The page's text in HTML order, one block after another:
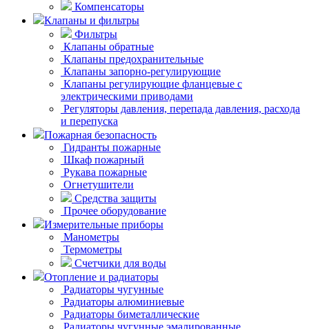
Компенсаторы
Клапаны и фильтры
Фильтры
Клапаны обратные
Клапаны предохранительные
Клапаны запорно-регулирующие
Клапаны регулирующие фланцевые с
электрическими приводами
Регуляторы давления, перепада давления, расхода
и перепуска
Пожарная безопасность
Гидранты пожарные
Шкаф пожарный
Рукава пожарные
Огнетушители
Средства защиты
Прочее оборудование
Измерительные приборы
Манометры
Термометры
Счетчики для воды
Отопление и радиаторы
Радиаторы чугунные
Радиаторы алюминиевые
Радиаторы биметаллические